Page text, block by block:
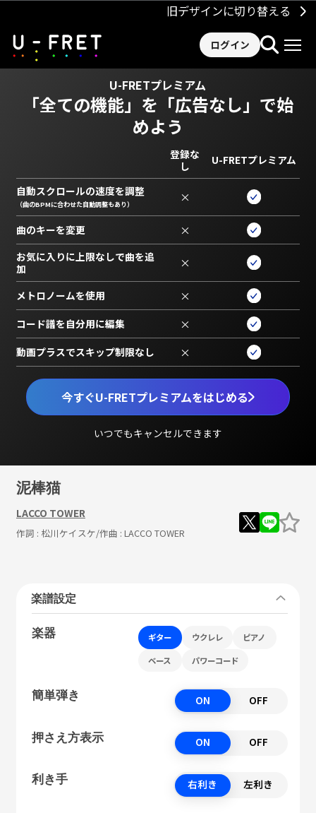
旧デザインに切り替える
ログイン
U-FRETプレミアム
「全ての機能」を 「広告なし」で始
めよう
今すぐU-FRETプレミアムをはじめる
いつでもキャンセルできます
登録な
し
U-FRETプレミアム
自動スクロールの速度を調整
（曲のBPMに合わせた自動調整もあり） ×
曲のキーを変更 ×
お気に入りに上限なしで曲を追
加
×
メトロノームを使用 ×
コード譜を自分用に編集 ×
動画プラスでスキップ制限なし ×
泥棒猫
LACCO TOWER
作詞 : 松川ケイスケ/作曲 : LACCO TOWER
楽譜設定
楽器 ギター ウクレレ ピアノ
ベース パワーコード
簡単弾き ON OFF
押さえ方表示 ON OFF
利き手 右利き 左利き